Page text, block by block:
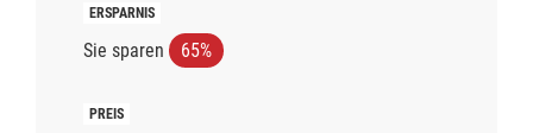
Sie sparen 65%